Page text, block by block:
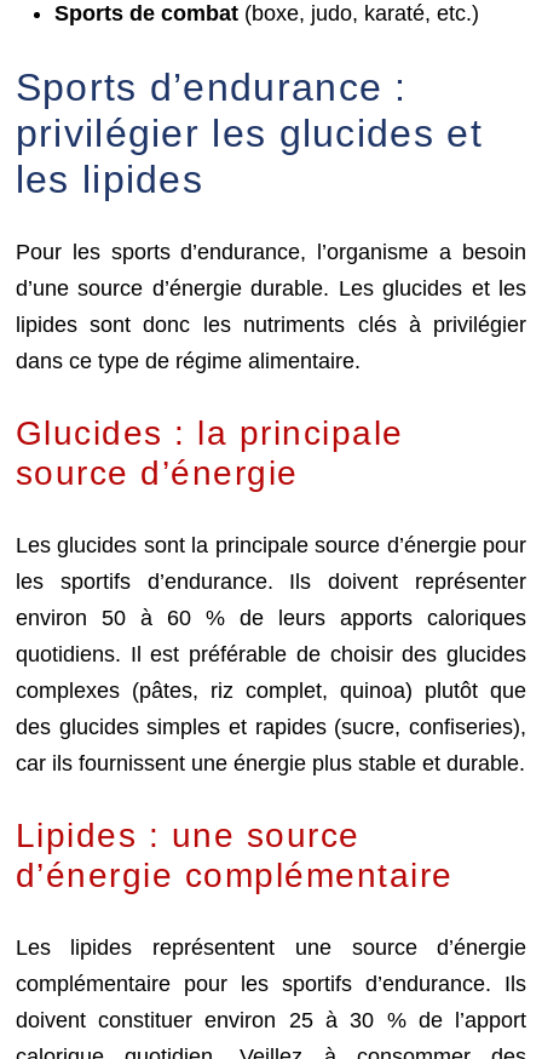
Sports de combat(boxe, judo, karaté, etc.)
Sports d’endurance :
privilégier les glucides et
les lipides
Pour les sports d’endurance, l’organisme a besoin
d’une source d’énergie durable. Les glucides et les
lipides sont donc les nutriments clés à privilégier
dans ce type de régime alimentaire.
Glucides : la principale
source d’énergie
Les glucides sont la principale source d’énergie pour
les sportifs d’endurance. Ils doivent représenter
environ 50 à 60 % de leurs apports caloriques
quotidiens. Il est préférable de choisir des glucides
complexes (pâtes, riz complet, quinoa) plutôt que
des glucides simples et rapides (sucre, confiseries),
car ils fournissent une énergie plus stable et durable.
Lipides : une source
d’énergie complémentaire
Les lipides représentent une source d’énergie
complémentaire pour les sportifs d’endurance. Ils
doivent constituer environ 25 à 30 % de l’apport